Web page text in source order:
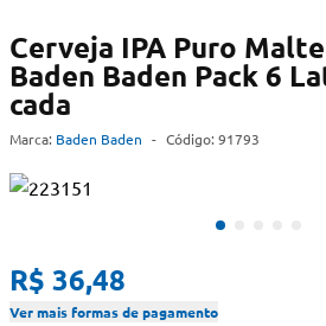
Cerveja IPA Puro
Baden Baden Pack 6
cada
Marca: Baden Baden - Código: 91793
R$ 36,48
Ver mais formas de pagamento